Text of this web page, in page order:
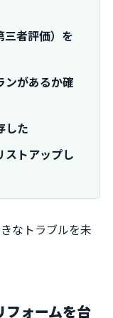
三者評価）を
ンがあるか確
した
ストアップし
なトラブルを未
フォームを台